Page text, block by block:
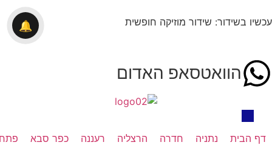
עכשיו בשידור: שידור מוזיקה חופשית
הוואטסאפ האדום
דף הבית נתניה חדרה הרצליה רעננה כפר סבא
🔔